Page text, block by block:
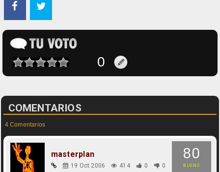
COMENTARIOS
4 Comentarios
80
BUENO
masterplan
19 Oct 2006 414 0 0